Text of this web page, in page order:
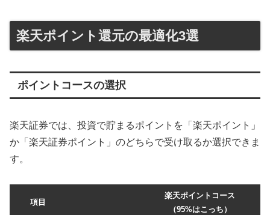
楽天ポイント還元の最適化3選
ポイントコースの選択
楽天証券では、投資で貯まるポイントを「楽天ポイント」
か「楽天証券ポイント」のどちらで受け取るか選択できま
す。
項目
楽天ポイントコース
（95%はこっち）